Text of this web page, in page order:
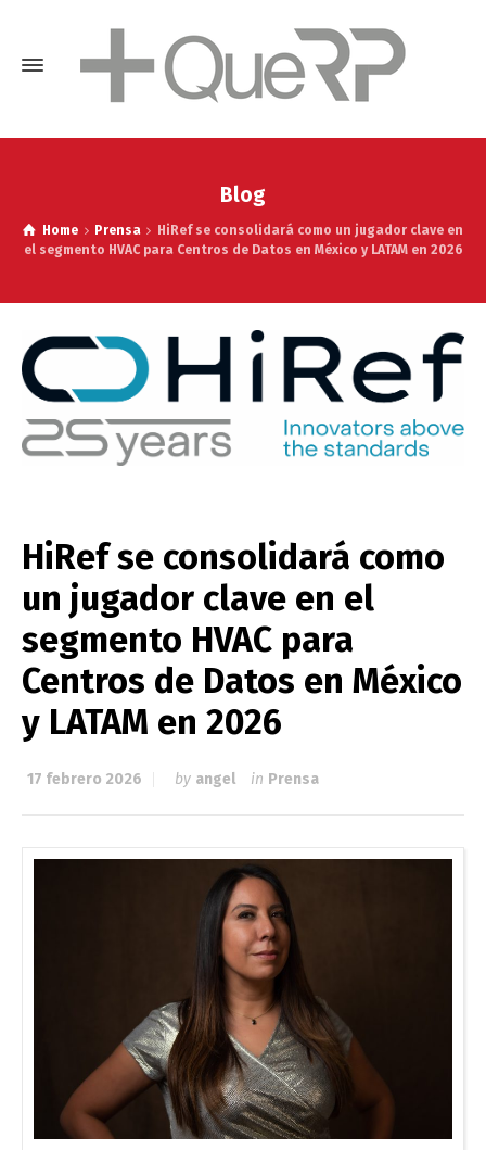
Blog
Home Prensa
HiRef se consolidará como un jugador clave en
el segmento HVAC para Centros de Datos en México y LATAM en 2026
HiRef se consolidará como
un jugador clave en el
segmento HVAC para
Centros de Datos en México
y LATAM en 2026
17 febrero 2026 by angel in Prensa